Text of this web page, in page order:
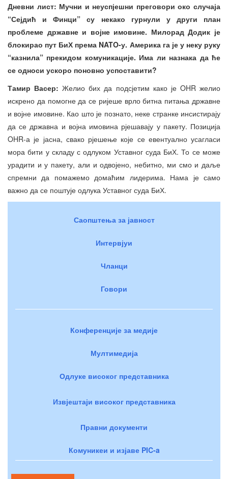
Дневни лист: Мучни и неуспјешни преговори око случаја
“Сејдић и Финци” су некако гурнули у други план
проблеме државне и војне имовине. Милорад Додик је
блокирао пут БиХ према NATO-у. Америка га је у неку руку
“казнила” прекидом комуникације. Има ли назнака да ће
се односи ускоро поновно успоставити?
Тамир Васер: Желио бих да подсјетим како је OHR желио
искрено да помогне да се ријеше врло битна питања државне
и војне имовине. Као што је познато, неке странке инсистирају
да се државна и војна имовина рјешавају у пакету. Позиција
OHR-а је јасна, свако рјешење које се евентуално усагласи
мора бити у складу с одлуком Уставног суда БиХ. То се може
урадити и у пакету, али и одвојено, небитно, ми смо и даље
спремни да помажемо домаћим лидерима. Нама је само
важно да се поштује одлука Уставног суда БиХ.
Саопштења за јавност
Интервјуи
Чланци
Говори
Конференције за медије
Мултимедија
Одлуке високог представника
Извјештаји високог представника
Правни документи
Комуникеи и изјаве PIC-a